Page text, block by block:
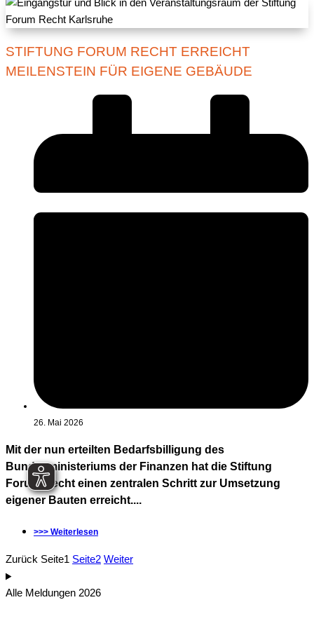
STIFTUNG FORUM RECHT ERREICHT
MEILENSTEIN FÜR EIGENE GEBÄUDE
26. Mai 2026
Mit der nun erteilten Bedarfsbilligung des
Bundesministeriums der Finanzen hat die Stiftung
Forum Recht einen zentralen Schritt zur Umsetzung
eigener Bauten erreicht....
>>> Weiterlesen
Zurück Seite1 Seite2 Weiter
Alle Meldungen 2026